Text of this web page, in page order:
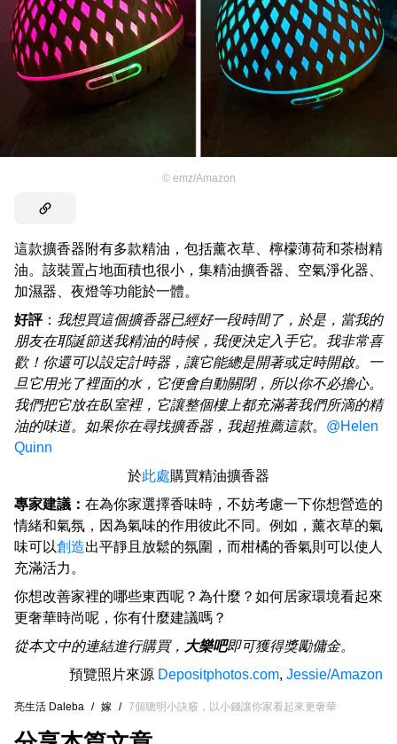
© emz/Amazon
這款擴香器附有多款精油，包括薰衣草、檸檬薄荷和茶樹精
油。該裝置占地面積也很小，集精油擴香器、空氣淨化器、
加濕器、夜燈等功能於一體。
好評： 我想買這個擴香器已經好一段時間了，於是，當我的
朋友在耶誕節送我精油的時候，我便決定入手它。我非常喜
歡！你還可以設定計時器，讓它能總是開著或定時開啟。一
旦它用光了裡面的水，它便會自動關閉，所以你不必擔心。
我們把它放在臥室裡，它讓整個樓上都充滿著我們所滴的精
油的味道。如果你在尋找擴香器，我超推薦這款。 @Helen
Quinn
於此處購買精油擴香器
專家建議： 在為你家選擇香味時，不妨考慮一下你想營造的
情緒和氣氛，因為氣味的作用彼此不同。例如，薰衣草的氣
味可以創造出平靜且放鬆的氛圍，而柑橘的香氣則可以使人
充滿活力。
你想改善家裡的哪些東西呢？為什麼？如何居家環境看起來
更奢華時尚呢，你有什麼建議嗎？
從本文中的連結進行購買， 大樂吧即可獲得獎勵傭金。
預覽照片來源 Depositphotos.com, Jessie/Amazon
亮生活 Daleba / 嫁 / 7個聰明小訣竅，以小錢讓你家看起來更奢華